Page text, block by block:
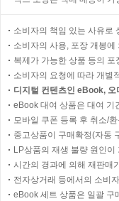
414
왜 위험한가 433
의 욕망 433
소비자의 책임 있는 사유로
소비자의 사용, 포장 개봉
복제가 가능한 상품 등의
소비자의 요청에 따라 개별
디지털 컨텐츠인 eBook,
eBook 대여 상품은 대여 기
모바일 쿠폰 등록 후 취소/
중고상품이 구매확정(자동
LP상품의 재생 불량 원인
시간의 경과에 의해 재판매
전자상거래 등에서의 소비
eBook 세트 상품은 일괄 구